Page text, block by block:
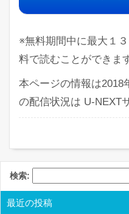
※無料期間中に最大１
料で読むことができま
本ページの情報は2018
の配信状況は U-NEXT
検索:
最近の投稿